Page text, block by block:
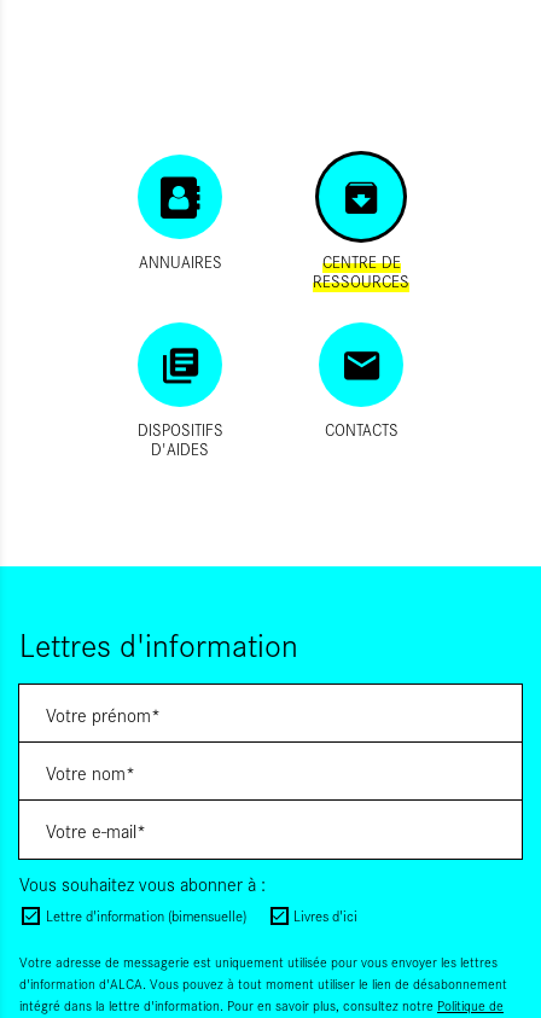
ANNUAIRES
CENTRE DE
RESSOURCES
DISPOSITIFS
D'AIDES
CONTACTS
Lettres d'information
Vous souhaitez vous abonner à :
Lettre d'information (bimensuelle) Livres d'ici
Votre adresse de messagerie est uniquement utilisée pour vous envoyer les lettres
d'information d'ALCA. Vous pouvez à tout moment utiliser le lien de désabonnement
intégré dans la lettre d'information. Pour en savoir plus, consultez notre Politique de